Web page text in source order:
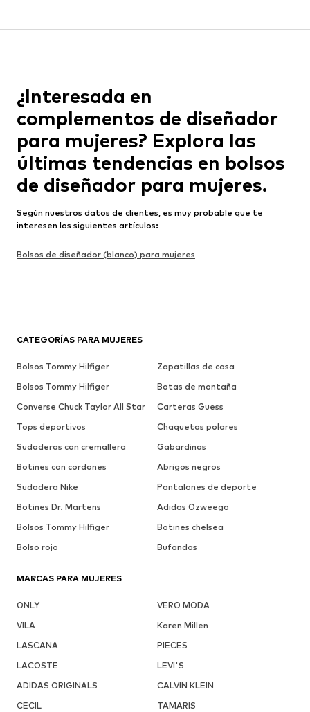
CATEGORÍAS PARA MUJERES
Bolsos Tommy Hilfiger
Zapatillas de casa
Bolsos Tommy Hilfiger
Botas de montaña
Converse Chuck Taylor All Star
Carteras Guess
Tops deportivos
Chaquetas polares
Sudaderas con cremallera
Gabardinas
Botines con cordones
Abrigos negros
Sudadera Nike
Pantalones de deporte
Botines Dr. Martens
Adidas Ozweego
Bolsos Tommy Hilfiger
Botines chelsea
Bolso rojo
Bufandas
MARCAS PARA MUJERES
ONLY
VERO MODA
VILA
Karen Millen
LASCANA
PIECES
LACOSTE
LEVI'S
ADIDAS ORIGINALS
CALVIN KLEIN
CECIL
TAMARIS
¿Interesada en
complementos de diseñador
para mujeres? Explora las
últimas tendencias en bolsos
de diseñador para mujeres.
Según nuestros datos de clientes, es muy probable que te
interesen los siguientes artículos:
Bolsos de diseñador (blanco) para mujeres